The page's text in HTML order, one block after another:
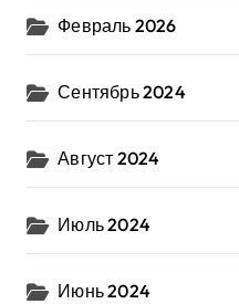
Февраль 2026
Сентябрь 2024
Август 2024
Июль 2024
Июнь 2024